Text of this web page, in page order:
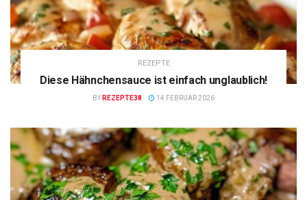
REZEPTE
Diese Hähnchensauce ist einfach unglaublich!
BY REZEPTE38 14 FEBRUAR 2026